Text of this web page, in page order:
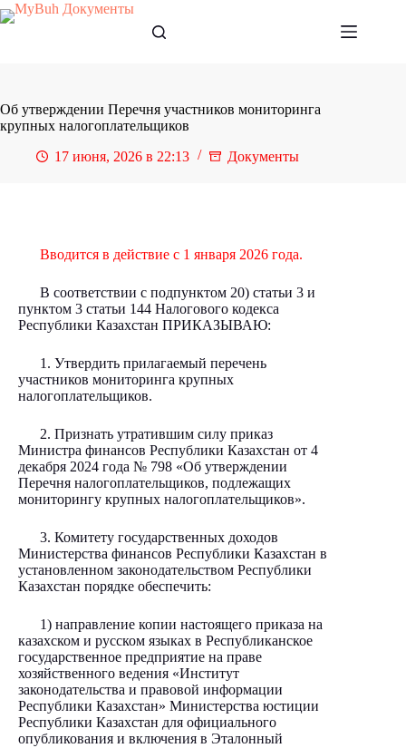
Перейти
к
Об утверждении Перечня участников мониторинга
крупных налогоплательщиков
17 июня, 2026 в 22:13
Документы
Вводится в действие с 1 января 2026 года.
В соответствии с подпунктом 20) статьи 3 и
пунктом 3 статьи 144 Налогового кодекса
Республики Казахстан ПРИКАЗЫВАЮ:
1. Утвердить прилагаемый перечень
участников мониторинга крупных
налогоплательщиков.
2. Признать утратившим силу приказ
Министра финансов Республики Казахстан от 4
декабря 2024 года № 798 «Об утверждении
Перечня налогоплательщиков, подлежащих
мониторингу крупных налогоплательщиков».
3. Комитету государственных доходов
Министерства финансов Республики Казахстан в
установленном законодательством Республики
Казахстан порядке обеспечить:
1) направление копии настоящего приказа на
казахском и русском языках в Республиканское
государственное предприятие на праве
хозяйственного ведения «Институт
законодательства и правовой информации
Республики Казахстан» Министерства юстиции
Республики Казахстан для официального
опубликования и включения в Эталонный